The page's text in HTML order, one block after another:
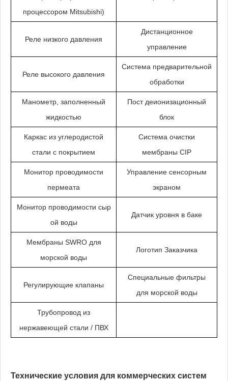
процессором Mitsubishi)
Реле низкого давления
Дистанционное
управление
Реле высокого давления
Система предварительной
обработки
Манометр, заполненный
жидкостью
Пост деионизационный
блок
Каркас из углеродистой
стали с покрытием
Система очистки
мембраны CIP
Монитор проводимости
пермеата
Управление сенсорным
экраном
Монитор проводимости сыр
ой воды
Датчик уровня в баке
Мембраны SWRO для
морской воды
Логотип Заказчика
Регулирующие клапаны
Специальные фильтры
для морской воды
Трубопровод из
нержавеющей стали / ПВХ
Технические условия для коммерческих систем